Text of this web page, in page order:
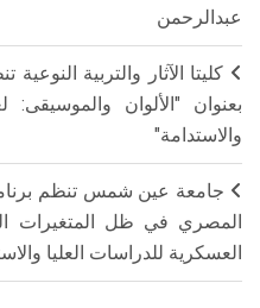
عبدالرحمن
كليتا الآثار والتربية
بعنوان "الألوان
والاستدامة"
جامعة عين شمس تنظم
المصري في ظل المتغيرات
العسكرية للدراسات العليا